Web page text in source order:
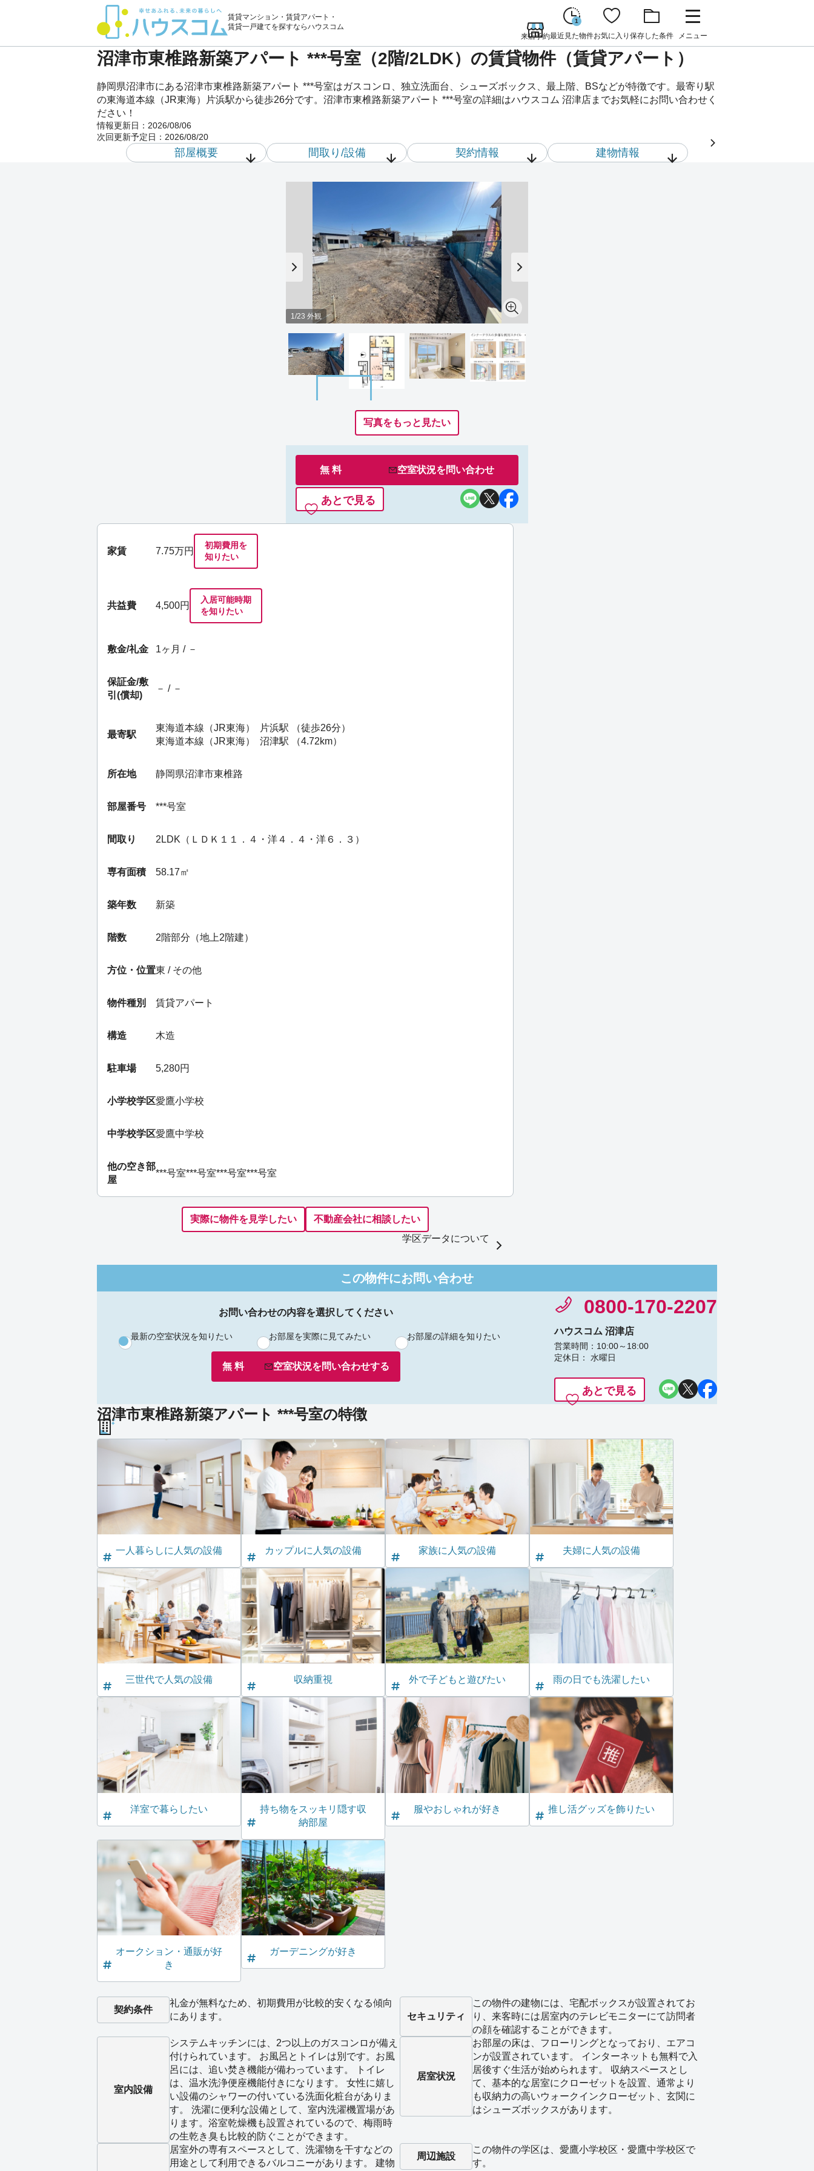
賃貸マンション・賃貸アパート・
賃貸一戸建てを探すならハウスコム
来店予約
1
最近見た物件お気に入り 保存した条件 メニュー
沼津市東椎路新築アパート ***号室（2階/2LDK）の賃貸物件（賃貸アパート）
静岡県沼津市にある沼津市東椎路新築アパート ***号室はガスコンロ、独立洗面台、シューズボックス、最上階、BSなどが特徴です。最寄り駅
の東海道本線（JR東海）片浜駅から徒歩26分です。沼津市東椎路新築アパート ***号室の詳細はハウスコム 沼津店までお気軽にお問い合わせく
ださい！
情報更新日： 2026/08/06
次回更新予定日： 2026/08/20
部屋概要 間取り/設備 契約情報 建物情報
1/23 外観
写真をもっと見たい
無 料 空室状況を問い合わせ
あとで見る
家賃 7.75万円
初期費用を
知りたい
共益費 4,500円
入居可能時期
を知りたい
敷金/礼金 1ヶ月 / －
保証金/敷
引(償却)
－ / －
最寄駅
東海道本線（JR東海） 片浜駅 （徒歩26分）
東海道本線（JR東海）
沼津駅 （4.72km）
所在地 静岡県沼津市東椎路
部屋番号 ***号室
間取り 2LDK（ＬＤＫ１１．４・洋４．４・洋６．３）
専有面積 58.17㎡
築年数 新築
階数 2階部分（地上2階建）
方位・位置東 / その他
物件種別 賃貸アパート
構造 木造
駐車場 5,280円
小学校学区愛鷹小学校
中学校学区愛鷹中学校
他の空き部
屋
***号室***号室***号室***号室
実際に物件を見学したい
不動産会社に相談したい
学区データについて
この物件にお問い合わせ
お問い合わせの内容を選択してください
最新の空室状況を知りたい お部屋を実際に見てみたい お部屋の詳細を知りたい
無 料 空室状況を問い合わせする
0800-170-2207
ハウスコム 沼津店
営業時間：10:00～18:00
定休日： 水曜日
あとで見る
沼津市東椎路新築アパート ***号室の特徴
一人暮らしに人気の設備 カップルに人気の設備 家族に人気の設備 夫婦に人気の設備
三世代で人気の設備 収納重視 外で子どもと遊びたい 雨の日でも洗濯したい
洋室で暮らしたい
持ち物をスッキリ隠す収
納部屋
服やおしゃれが好き 推し活グッズを飾りたい
オークション・通販が好
き
ガーデニングが好き
契約条件
礼金が無料なため、初期費用が比較的安くなる傾向
にあります。
セキュリティ
この物件の建物には、宅配ボックスが設置されてお
り、来客時には居室内のテレビモニターにて訪問者
の顔を確認することができます。
室内設備
システムキッチンには、2つ以上のガスコンロが備え
付けられています。 お風呂とトイレは別です。お風
呂には、追い焚き機能が備わっています。 トイレ
は、温水洗浄便座機能付きになります。 女性に嬉し
い設備のシャワーの付いている洗面化粧台がありま
す。 洗濯に便利な設備として、室内洗濯機置場があ
ります。浴室乾燥機も設置されているので、梅雨時
の生乾き臭も比較的防ぐことができます。
居室状況
お部屋の床は、フローリングとなっており、エアコ
ンが設置されています。 インターネットも無料で入
居後すぐ生活が始められます。 収納スペースとし
て、基本的な居室にクローゼットを設置、通常より
も収納力の高いウォークインクローゼット、玄関に
はシューズボックスがあります。
居室外の専有スペースとして、洗濯物を干すなどの
用途として利用できるバルコニーがあります。 建物
周辺施設
この物件の学区は、愛鷹小学校区・愛鷹中学校区で
す。